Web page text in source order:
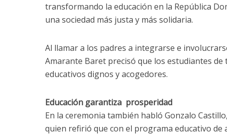
transformando la educación en la República
una sociedad más justa y más solidaria.
Al llamar a los padres a integrarse e
Amarante Baret precisó que los estudiantes
educativos dignos y acogedores.
Educación garantiza prosperidad
En la ceremonia también habló Gonzalo
quien refirió que con el programa educativo de